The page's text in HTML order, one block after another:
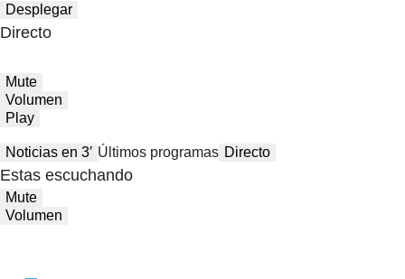
Desplegar
Directo
Mute
Volumen
Play
Noticias en 3′ Últimos programas Directo
Estas escuchando
Mute
Volumen